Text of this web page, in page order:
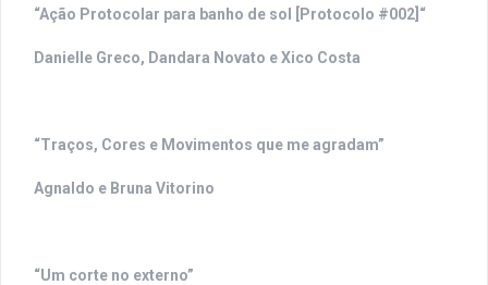
“Ação Protocolar para banho de sol [Protocolo #002]“
Danielle Greco, Dandara Novato e Xico Costa
“Traços, Cores e Movimentos que me agradam”
Agnaldo e Bruna Vitorino
“Um corte no externo”